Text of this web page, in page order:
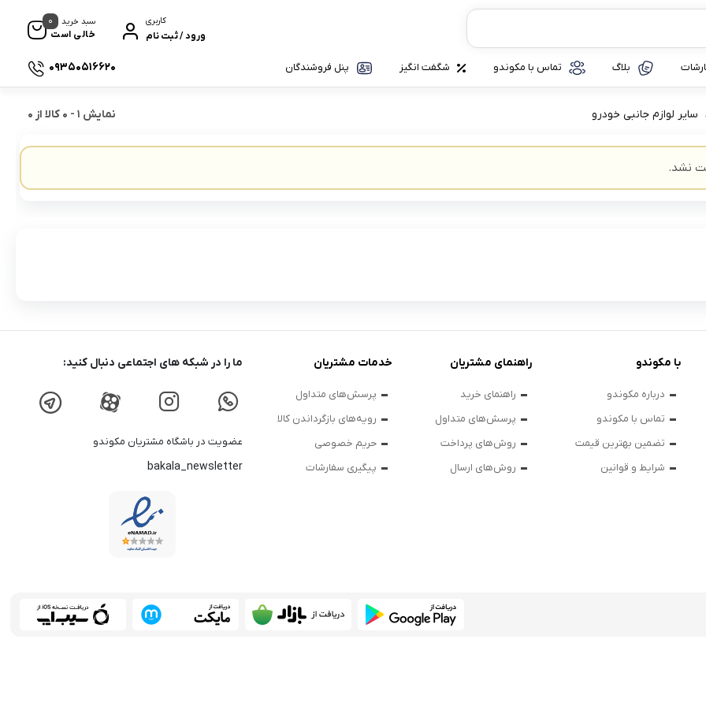
کاربری
ورود / ثبت نام
سبد خرید
خالی است
0
بلاگ تماس با مکوندو شگفت انگیز پنل فروشندگان 09350516620
سایر لوازم جانبی خودرو نمایش 1
-
0 کالا از 0
نشد.
با مکوندو
درباره مکوندو
تماس با مکوندو
تضمین بهترین قیمت
شرایط و قوانین
راهنمای مشتریان
راهنمای خرید
پرسش‌های متداول
روش‌های پرداخت
روش‌های ارسال
خدمات مشتریان
پرسش‌های متداول
رویه‌های بازگرداندن کالا
حریم خصوصی
پیگیری سفارشات
ما را در شبکه های اجتماعی دنبال کنید:
عضویت در باشگاه مشتریان مکوندو
bakala_newsletter